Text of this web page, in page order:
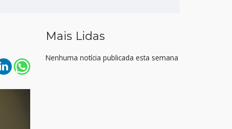
Mais Lidas
Nenhuma notícia publicada esta semana